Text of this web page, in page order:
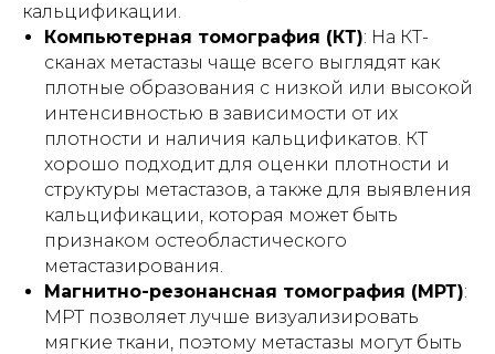
кальцификации.
Компьютерная томография (КТ): На КТ-
сканах метастазы чаще всего выглядят как
плотные образования с низкой или высокой
интенсивностью в зависимости от их
плотности и наличия кальцификатов. КТ
хорошо подходит для оценки плотности и
структуры метастазов, а также для выявления
кальцификации, которая может быть
признаком остеобластического
метастазирования.
Магнитно-резонансная томография (МРТ):
МРТ позволяет лучше визуализировать
мягкие ткани, поэтому метастазы могут быть
Внимание!Информация,
представленная в данной статье, носит
исключительно ознакомительный
характер и не может заменить
профессиональную медицинскую
консультацию, диагностику или
лечение. Перед использованием
любых рекомендаций, упомянутых в
статье методов лечения, препаратов
или медицинских изделий,
обязательно проконсультируйтесь с
квалифицированным врачом. Помните,
что самолечение может нанести вред
вашему здоровью. Автор и издатель не
несут ответственности за возможные
негативные последствия, вызванные
использованием информации из статьи.